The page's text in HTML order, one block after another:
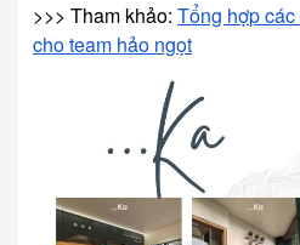
>>> Tham khảo:Tổng hợp
cho team hảo ngọt